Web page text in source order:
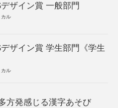
ザイン賞 一般部門
カル
ザイン賞 学生部門《学生
カル
方発感じる漢字あそび